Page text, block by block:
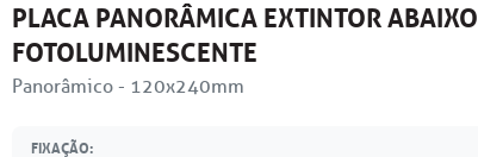
PLACA PANORÂMICA EXTINTOR ABAIXO
FOTOLUMINESCENTE
Panorâmico - 120x240mm
FIXAÇÃO: